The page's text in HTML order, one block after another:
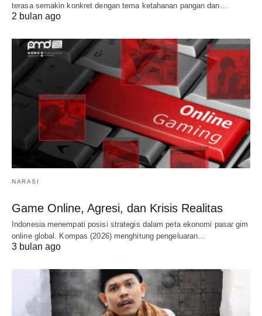
terasa semakin konkret dengan tema ketahanan pangan dan…
2 bulan ago
NARASI
Game Online, Agresi, dan Krisis Realitas
Indonesia menempati posisi strategis dalam peta ekonomi pasar gim
online global. Kompas (2026) menghitung pengeluaran…
3 bulan ago